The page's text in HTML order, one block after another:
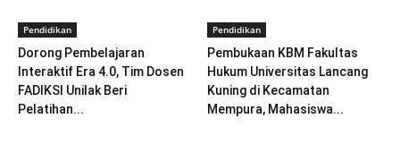
Pendidikan
Dorong Pembelajaran
Interaktif Era 4.0, Tim Dosen
FADIKSI Unilak Beri
Pelatihan...
Pendidikan
Pembukaan KBM Fakultas
Hukum Universitas Lancang
Kuning di Kecamatan
Mempura, Mahasiswa...